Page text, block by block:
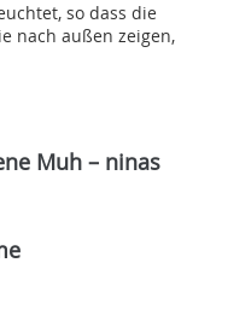
so dass die
nach außen zeigen,
Muh – ninas